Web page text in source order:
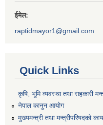
ईमेल:
raptidmayor1@gmail.com
Quick Links
कृषि, भूमि व्यवस्था तथा सहकारी
नेपाल कानुन आयोग
मुख्यमन्त्री तथा मन्त्रीपरिषदको